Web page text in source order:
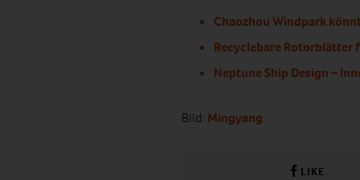
Chaozhou Windpark
Recyclebare Rotorblätter
Neptune Ship Design –
Bild: Mingyang
LIKE